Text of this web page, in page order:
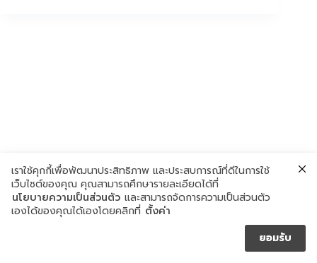
เราใช้คุกกี้เพื่อพัฒนาประสิทธิภาพ และประสบการณ์ที่ดีในการใช้
เว็บไซต์ของคุณ คุณสามารถศึกษารายละเอียดได้ที่
นโยบายความเป็นส่วนตัว และสามารถจัดการความเป็นส่วนตัว
เองได้ของคุณได้เองโดยคลิกที่ ตั้งค่า
ยอมรับ